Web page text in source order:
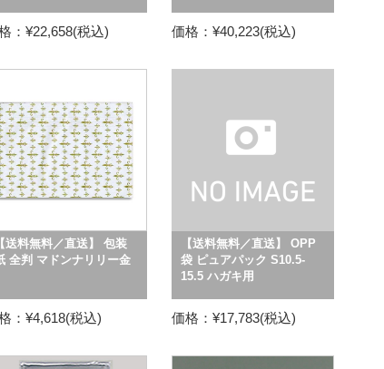
：¥22,658(税込) 価格：¥40,223(税込)
【送料無料／直送】 包装
全判 マドンナリリー金
：¥4,618(税込)
【送料無料／直送】 OPP
袋 ピュアパック S10.5-
15.5 ハガキ用
価格：¥17,783(税込)